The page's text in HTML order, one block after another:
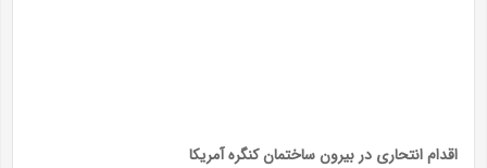
اقدام انتحاری در بیرون ساختمان کنگره آمریکا